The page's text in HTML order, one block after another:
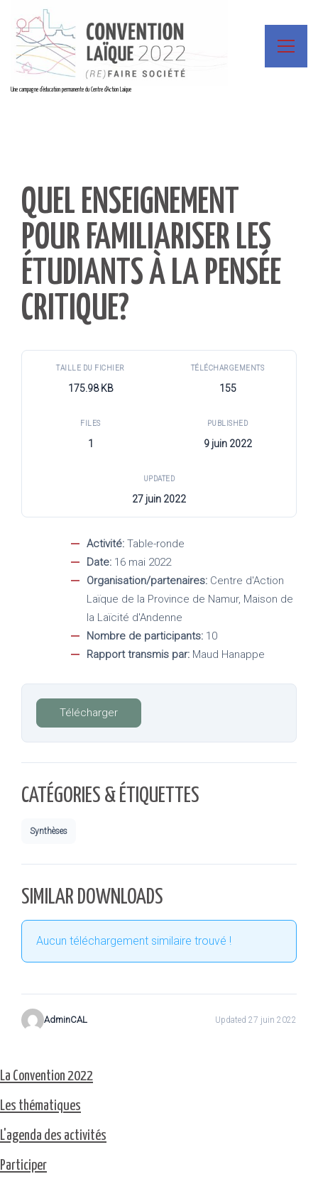
Une campagne d'éducation permanente du Centre d'Action Laïque
QUEL ENSEIGNEMENT
POUR FAMILIARISER LES
ÉTUDIANTS À LA PENSÉE
CRITIQUE?
TAILLE DU FICHIER
175.98 KB
TÉLÉCHARGEMENTS
155
FILES
1
PUBLISHED
9 juin 2022
UPDATED
27 juin 2022
Activité: Table-ronde
Date: 16 mai 2022
Organisation/partenaires: Centre d'Action
Laïque de la Province de Namur, Maison de
la Laïcité d'Andenne
Nombre de participants: 10
Rapport transmis par: Maud Hanappe
Télécharger
CATÉGORIES & ÉTIQUETTES
Synthèses
SIMILAR DOWNLOADS
Aucun téléchargement similaire trouvé !
AdminCAL Updated 27 juin 2022
La Convention 2022
Les thématiques
L'agenda des activités
Participer